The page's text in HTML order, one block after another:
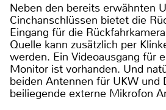
Neben den bereits erwähnten
Cinchanschlüssen bietet die
Eingang für die
Quelle kann zusätzlich per
werden. Ein Videoausgang für
Monitor ist vorhanden. Und
beiden Antennen für UKW und
beiliegende externe Mikrofon